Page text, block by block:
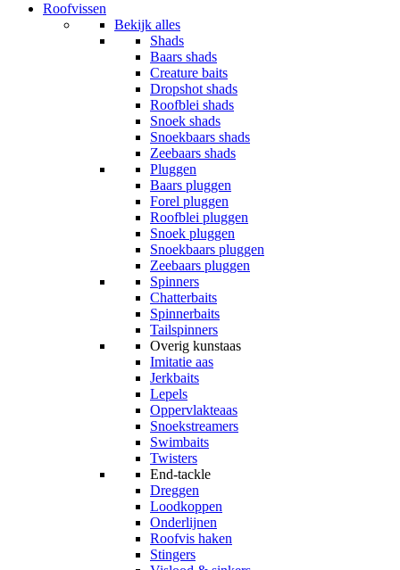
Roofvissen
Bekijk alles
Shads
Baars shads
Creature baits
Dropshot shads
Roofblei shads
Snoek shads
Snoekbaars shads
Zeebaars shads
Pluggen
Baars pluggen
Forel pluggen
Roofblei pluggen
Snoek pluggen
Snoekbaars pluggen
Zeebaars pluggen
Spinners
Chatterbaits
Spinnerbaits
Tailspinners
Overig kunstaas
Imitatie aas
Jerkbaits
Lepels
Oppervlakteaas
Snoekstreamers
Swimbaits
Twisters
End-tackle
Dreggen
Loodkoppen
Onderlijnen
Roofvis haken
Stingers